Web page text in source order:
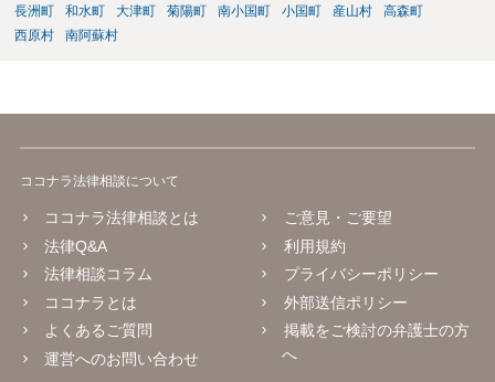
長洲町
和水町 大津町 菊陽町 南小国町 小国町 産山村
高森町
西原村
南阿蘇村
ココナラ法律相談について
ココナラ法律相談とは
法律Q&A
法律相談コラム
ココナラとは
よくあるご質問
運営へのお問い合わせ
ご意見・ご要望
利用規約
プライバシーポリシー
外部送信ポリシー
掲載をご検討の弁護士の方
へ